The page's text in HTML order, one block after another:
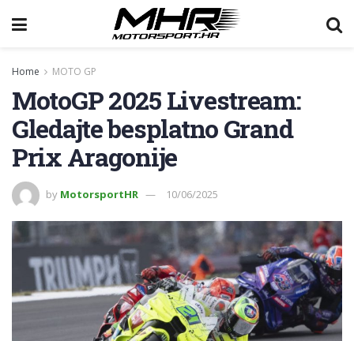
Home MOTO GP
MotoGP 2025 Livestream:
Gledajte besplatno Grand
Prix Aragonije
by MotorsportHR 10/06/2025